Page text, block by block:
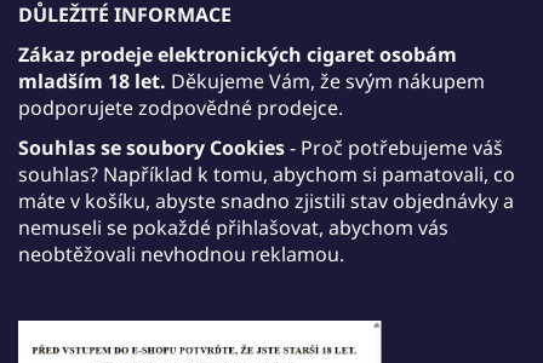
DŮLEŽITÉ INFORMACE
Zákaz prodeje elektronických cigaret osobám
mladším 18 let. Děkujeme Vám, že svým nákupem
podporujete zodpovědné prodejce.
Souhlas se soubory Cookies- Proč potřebujeme váš
souhlas? Například k tomu, abychom si pamatovali, co
máte v košíku, abyste snadno zjistili stav objednávky a
nemuseli se pokaždé přihlašovat, abychom vás
neobtěžovali nevhodnou reklamou.
Akce 10+1 zdarma
AKCE 10+1: Kupte 10 libovolných jednorázových
e-cigaret JDI March v síle 15 mg/ml nebo 20
mg/ml. Varianty 15 mg/ml a 20 mg/ml můžete
libovolně kombinovat. Přidejte do košíku ještě
jednu jednorázovou e-cigaretu JDI March dle
vlastního výběru a získáte ji zdarma.
Akce platí do 30. září 2026.